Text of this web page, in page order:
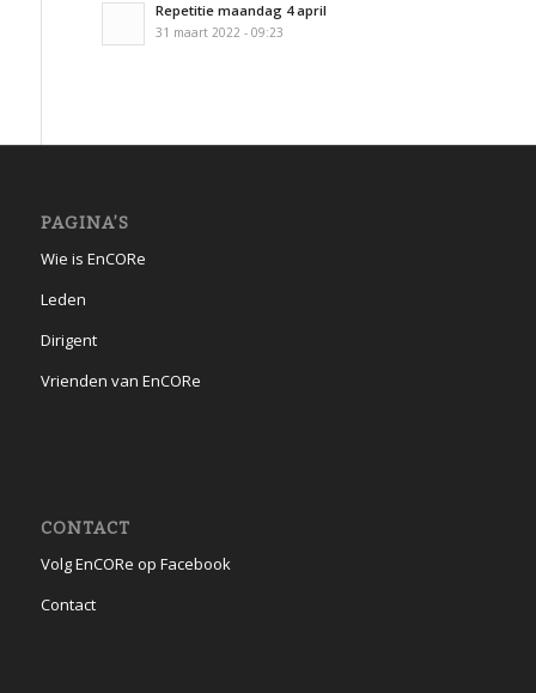
Repetitie maandag 4 april
31 maart 2022 - 09:23
PAGINA’S
Wie is EnCORe
Leden
Dirigent
Vrienden van EnCORe
CONTACT
Volg EnCORe op Facebook
Contact